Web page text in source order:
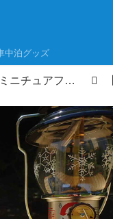
中泊グッズ
コールマンのミニチュアフィギュア、キャンプ場で遊んでみた！TABLE CAMP“映える”写真対決！